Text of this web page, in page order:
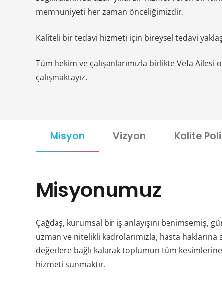
memnuniyeti her zaman önceliğimizdir.
Kaliteli bir tedavi hizmeti için bireysel tedavi
Tüm hekim ve çalışanlarımızla birlikte Vefa Ailesi
çalışmaktayız.
Misyon Vizyon Kalite
Misyonumuz
Çağdaş, kurumsal bir iş anlayışını benimsemiş,
uzman ve nitelikli kadrolarımızla, hasta haklarına
değerlere bağlı kalarak toplumun tüm
hizmeti sunmaktır.